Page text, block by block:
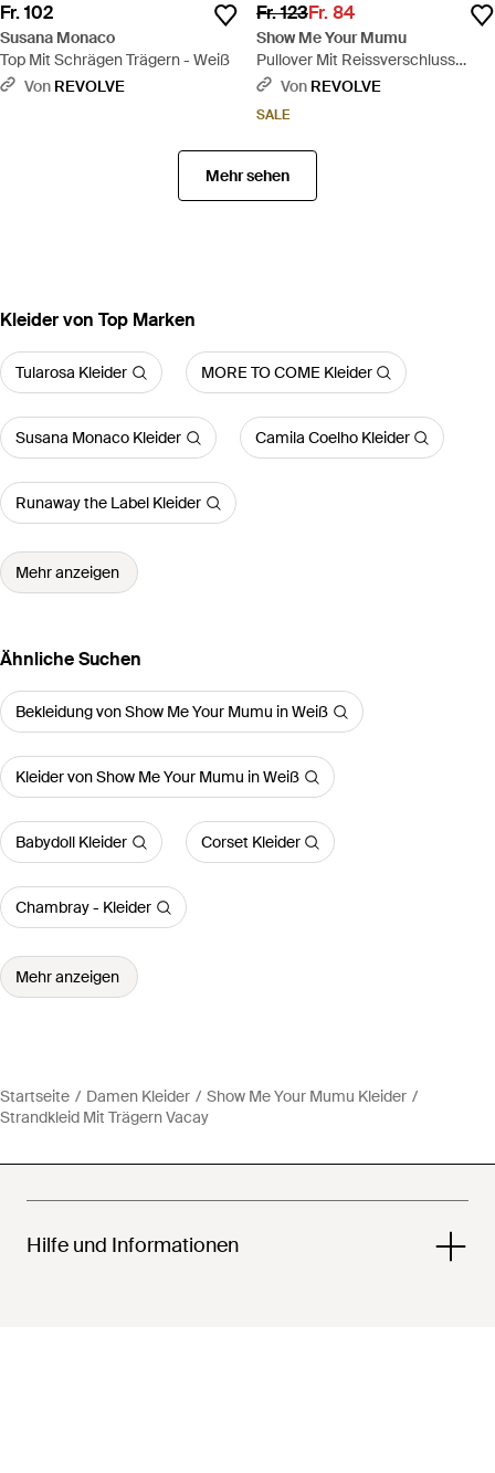
Fr. 102
Susana Monaco
Top Mit Schrägen Trägern - Weiß
Von REVOLVE
Fr. 123Fr. 84
Show Me Your Mumu
Pullover Mit Reissverschluss
Charlie - Schwarz
Von REVOLVE
SALE
Mehr sehen
Kleider von Top Marken
Tularosa Kleider MORE TO COME Kleider
Susana Monaco Kleider Camila Coelho Kleider
Runaway the Label Kleider
Mehr anzeigen
Ähnliche Suchen
Bekleidung von Show Me Your Mumu in Weiß
Kleider von Show Me Your Mumu in Weiß
Babydoll Kleider Corset Kleider
Chambray - Kleider
Mehr anzeigen
Startseite Damen Kleider
Show Me Your Mumu Kleider
Strandkleid Mit Trägern Vacay
Hilfe und Informationen